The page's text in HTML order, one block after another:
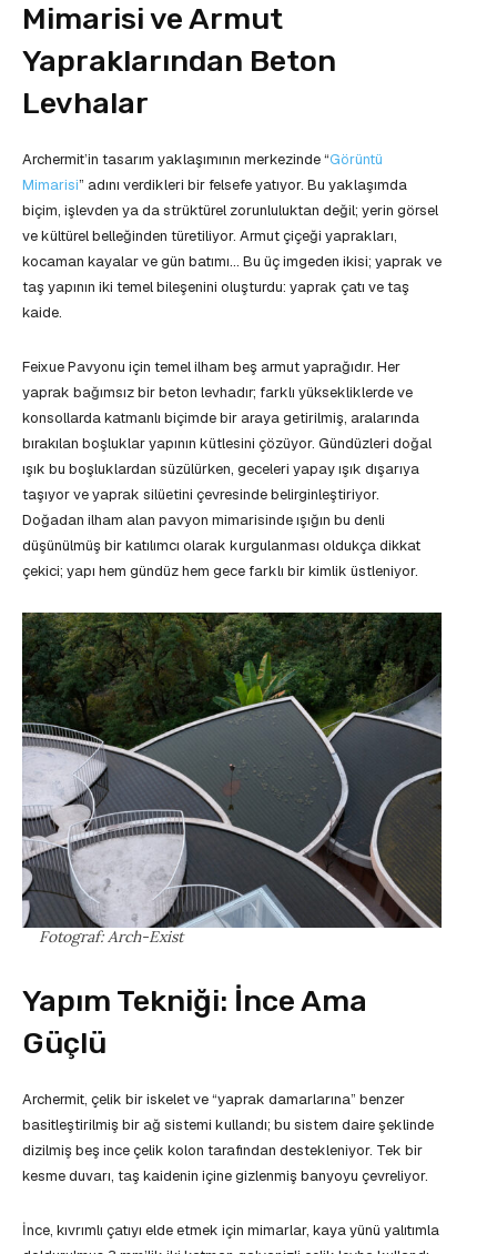
Mimarisi ve Armut
Yapraklarından Beton
Levhalar
Archermit’in tasarım yaklaşımının merkezinde “Görüntü
Mimarisi” adını verdikleri bir felsefe yatıyor. Bu yaklaşımda
biçim, işlevden ya da strüktürel zorunluluktan değil; yerin görsel
ve kültürel belleğinden türetiliyor. Armut çiçeği yaprakları,
kocaman kayalar ve gün batımı… Bu üç imgeden ikisi; yaprak ve
taş yapının iki temel bileşenini oluşturdu: yaprak çatı ve taş
kaide.
Feixue Pavyonu için temel ilham beş armut yaprağıdır. Her
yaprak bağımsız bir beton levhadır; farklı yüksekliklerde ve
konsollarda katmanlı biçimde bir araya getirilmiş, aralarında
bırakılan boşluklar yapının kütlesini çözüyor. Gündüzleri doğal
ışık bu boşluklardan süzülürken, geceleri yapay ışık dışarıya
taşıyor ve yaprak silüetini çevresinde belirginleştiriyor.
Doğadan ilham alan pavyon mimarisinde ışığın bu denli
düşünülmüş bir katılımcı olarak kurgulanması oldukça dikkat
çekici; yapı hem gündüz hem gece farklı bir kimlik üstleniyor.
Fotograf: Arch-Exist
Yapım Tekniği: İnce Ama
Güçlü
Archermit, çelik bir iskelet ve “yaprak damarlarına” benzer
basitleştirilmiş bir ağ sistemi kullandı; bu sistem daire şeklinde
dizilmiş beş ince çelik kolon tarafından destekleniyor. Tek bir
kesme duvarı, taş kaidenin içine gizlenmiş banyoyu çevreliyor.
İnce, kıvrımlı çatıyı elde etmek için mimarlar, kaya yünü yalıtımla